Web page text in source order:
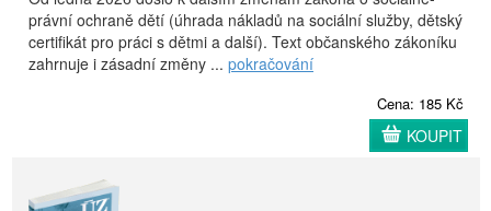
právní ochraně dětí (úhrada nákladů na sociální služby, dětský
certifikát pro práci s dětmi a další). Text občanského zákoníku
zahrnuje i zásadní změny ... pokračování
Cena: 185 Kč
KOUPIT